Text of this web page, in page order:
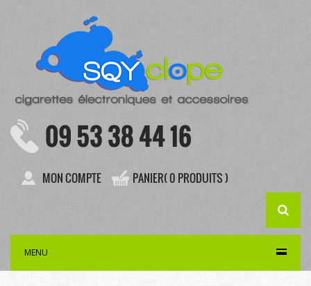
09 53 38 44 16
MON COMPTE PANIER( 0 PRODUITS )
MENU